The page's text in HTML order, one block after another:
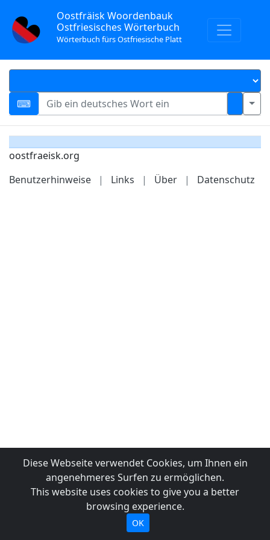
Oostfräisk Woordenbauk
Ostfriesisches Wörterbuch
Wörterbuch fürs Ostfriesische Platt
oostfraeisk.org
Benutzerhinweise
| Links | Über | Datenschutz
Diese Webseite verwendet Cookies, um Ihnen ein
angenehmeres Surfen zu ermöglichen.
This website uses cookies to give you a better
browsing experience.
OK